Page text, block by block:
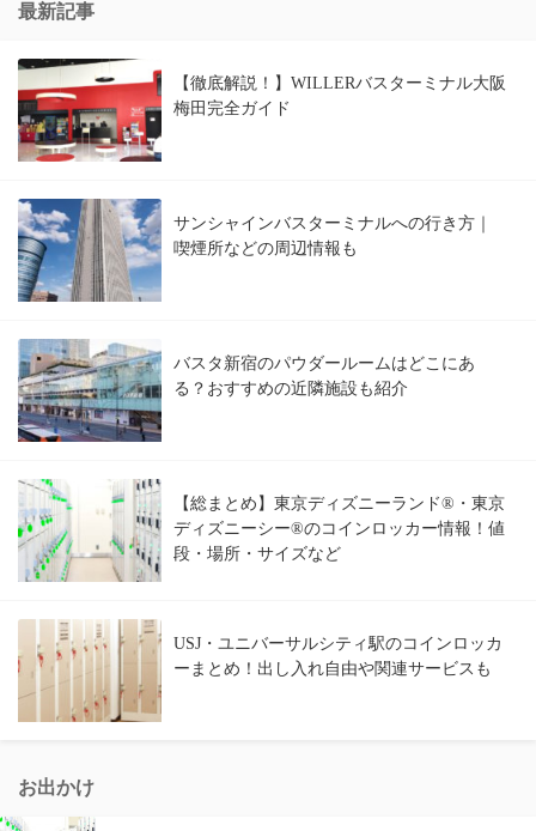
最新記事
【徹底解説！】WILLERバスターミナル大阪
梅田完全ガイド
サンシャインバスターミナルへの行き方｜
喫煙所などの周辺情報も
バスタ新宿のパウダールームはどこにあ
る？おすすめの近隣施設も紹介
【総まとめ】東京ディズニーランド®・東京
ディズニーシー®のコインロッカー情報！値
段・場所・サイズなど
USJ・ユニバーサルシティ駅のコインロッカ
ーまとめ！出し入れ自由や関連サービスも
お出かけ